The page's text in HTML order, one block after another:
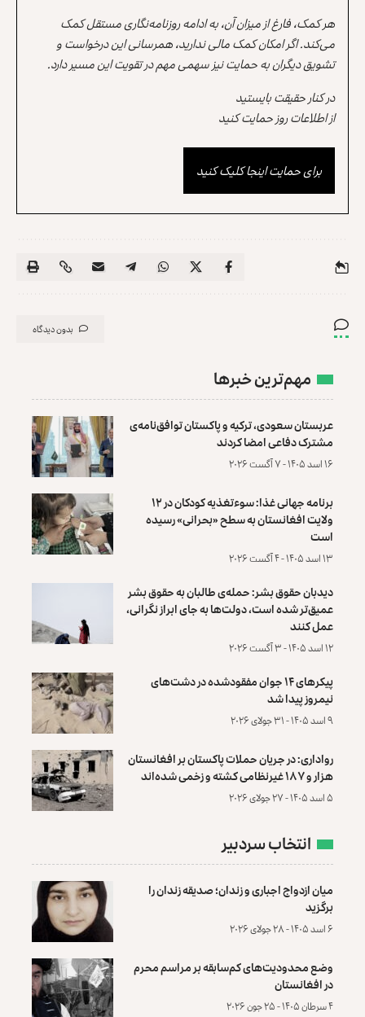
هر کمک، فارغ از میزان آن، به ادامه روزنامه‌نگاری مستقل کمک
می‌کند. اگر امکان کمک مالی ندارید، همرسانی این درخواست و
تشویق دیگران به حمایت نیز سهمی مهم در تقویت این مسیر دارد.
در کنار حقیقت بایستید
از اطلاعات روز حمایت کنید
برای حمایت اینجا کلیک کنید
بدون دیدگاه
مهم‌ترین خبرها
عربستان سعودی، ترکیه و پاکستان توافق‌نامه‌ی
مشترک دفاعی امضا کردند
۱۶ اسد ۱۴۰۵ - ۷ آگست ۲۰۲۶
برنامه جهانی غذا: سوءتغذیه کودکان در ۱۲
ولایت افغانستان به سطح «بحرانی» رسیده
است
۱۳ اسد ۱۴۰۵ - ۴ آگست ۲۰۲۶
دیدبان حقوق بشر: حمله‌ی طالبان به حقوق بشر
عمیق‌تر شده است، دولت‌ها به جای ابراز نگرانی،
عمل کنند
۱۲ اسد ۱۴۰۵ - ۳ آگست ۲۰۲۶
پیکرهای ۱۴ جوان مفقودشده در دشت‌های
نیمروز پیدا شد
۹ اسد ۱۴۰۵ - ۳۱ جولای ۲۰۲۶
رواداری: در جریان حملات پاکستان بر افغانستان
هزار و ۱۸۷ غیرنظامی کشته و زخمی شده‌اند
۵ اسد ۱۴۰۵ - ۲۷ جولای ۲۰۲۶
انتخاب سردبیر
میان ازدواج اجباری و زندان؛ صدیقه زندان را
برگزید
۶ اسد ۱۴۰۵ - ۲۸ جولای ۲۰۲۶
وضع محدودیت‌های کم‌سابقه بر مراسم محرم
در افغانستان
۴ سرطان ۱۴۰۵ - ۲۵ جون ۲۰۲۶